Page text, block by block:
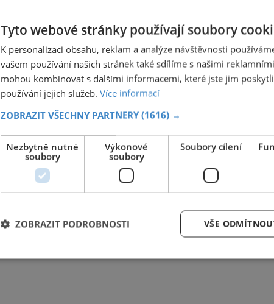
Tyto webové stránky používají soubory
K personalizaci obsahu, reklam a analýze návštěvnosti
vašem používání našich stránek také sdílíme s našimi
mohou kombinovat s dalšími informacemi, které jste jim
používání jejich služeb. Více informací
ZOBRAZIT VŠECHNY PARTNERY (1616) →
Nezbytně nutné
soubory
Výkonové
soubory
Soubory cílení
VŠE
ZOBRAZIT PODROBNOSTI